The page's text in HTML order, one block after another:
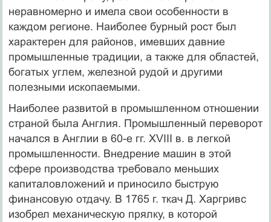
неравномерно и имела свои особенности в
каждом регионе. Наиболее бурный рост был
характерен для районов, имевших давние
промышленные традиции, а также для областей,
богатых углем, железной рудой и другими
полезными ископаемыми.
Наиболее развитой в промышленном отношении
страной была Англия. Промышленный переворот
начался в Англии в 60-е гг. XVIII в. в легкой
промышленности. Внедрение машин в этой
сфере производства требовало меньших
капиталовложений и приносило быструю
финансовую отдачу. В 1765 г. ткач Д. Харгривс
изобрел механическую прялку, в которой